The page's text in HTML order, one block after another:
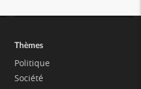
Thèmes
Politique
Société